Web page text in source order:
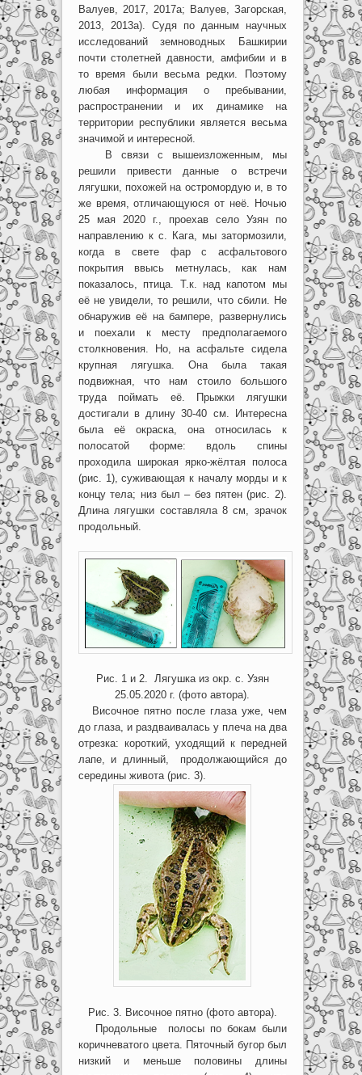
Валуев, 2017, 2017а; Валуев, Загорская,
2013, 2013а). Судя по данным научных
исследований земноводных Башкирии
почти столетней давности, амфибии и в
то время были весьма редки. Поэтому
любая информация о пребывании,
распространении и их динамике на
территории республики является весьма
значимой и интересной.
В связи с вышеизложенным, мы
решили привести данные о встречи
лягушки, похожей на остромордую и, в то
же время, отличающуюся от неё. Ночью
25 мая 2020 г., проехав село Узян по
направлению к с. Кага, мы затормозили,
когда в свете фар с асфальтового
покрытия ввысь метнулась, как нам
показалось, птица. Т.к. над капотом мы
её не увидели, то решили, что сбили. Не
обнаружив её на бампере, развернулись
и поехали к месту предполагаемого
столкновения. Но, на асфальте сидела
крупная лягушка. Она была такая
подвижная, что нам стоило большого
труда поймать её. Прыжки лягушки
достигали в длину 30-40 см. Интересна
была её окраска, она относилась к
полосатой форме: вдоль спины
проходила широкая ярко-жёлтая полоса
(рис. 1), суживающая к началу морды и к
концу тела; низ был – без пятен (рис. 2).
Длина лягушки составляла 8 см, зрачок
продольный.
Рис. 1 и 2. Лягушка из окр. с. Узян
25.05.2020 г. (фото автора).
Височное пятно после глаза уже, чем
до глаза, и раздваивалась у плеча на два
отрезка: короткий, уходящий к передней
лапе, и длинный, продолжающийся до
середины живота (рис. 3).
Рис. 3. Височное пятно (фото автора).
Продольные полосы по бокам были
коричневатого цвета. Пяточный бугор был
низкий и меньше половины длины